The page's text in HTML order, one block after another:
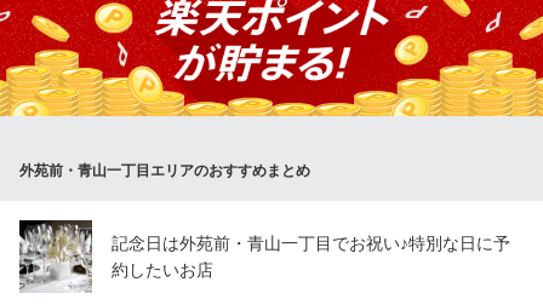
はもちろん、ご親族の会食や大切なお客様の接待にも最適な特別
なお席です。最大10名様までご利用可能で、TV完備のためリモー
ト利用にも対応。人気のお席のため、ご予約はお早めに、お電話
にてお問い合わせください。
※こちらは夜のみのこだわりです。
日比谷園 青山店 （ヒビヤエン）
地下鉄銀座線青山一丁目駅 徒歩1分
東京都港区北青山1-2-3 青山ビルB1
外苑前・青山一丁目エリアのおすすめまとめ
記念日は外苑前・青山一丁目でお祝い♪特別な日に予
約したいお店